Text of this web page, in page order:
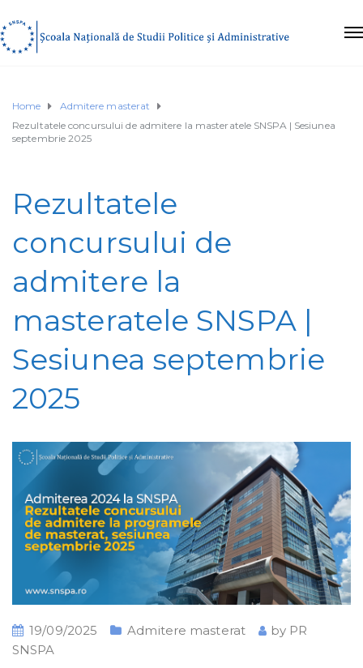
Home
Admitere masterat
Rezultatele concursului de admitere la masteratele SNSPA | Sesiunea
septembrie 2025
Rezultatele
concursului de
admitere la
masteratele SNSPA |
Sesiunea septembrie
2025
19/09/2025 Admitere masterat by PR
SNSPA